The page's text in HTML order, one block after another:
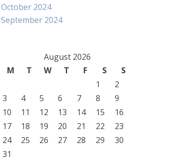
October 2024
September 2024
August 2026
M
T W T F S
S
1
2
3
4 5 6 7 8
9
10
11 12 13 14 15
16
17
18 19 20 21 22
23
24
25 26 27 28 29
30
31